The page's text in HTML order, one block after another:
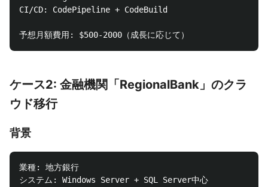
CI/CD: CodePipeline + CodeBuild
ケース2: 金融機関「RegionalBank」のクラ
ウド移行
背景
業種: 地方銀行
システム: Windows Server + SQL Server中心